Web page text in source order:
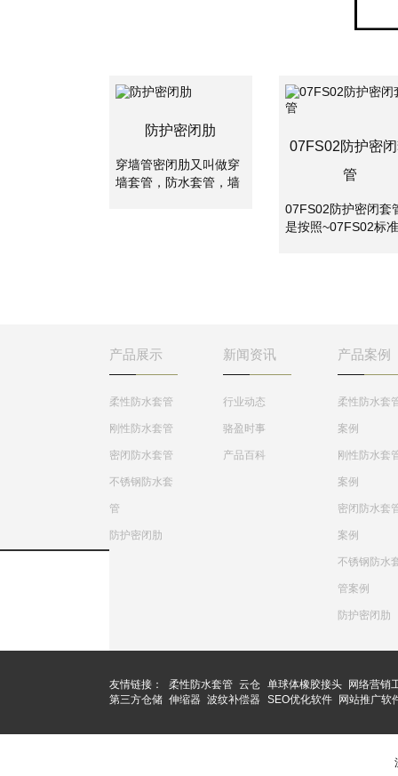
防护密闭肋
穿墙管密闭肋又叫做穿
墙套管，防水套管，墙
07FS02防护密
管
07FS02防护密闭套
是按照~07FS02标
产品展示
柔性防水套管
刚性防水套管
密闭防水套管
不锈钢防水套
管
防护密闭肋
新闻资讯
行业动态
骆盈时事
产品百科
产品案例
柔性防水套
案例
刚性防水套
案例
密闭防水套
案例
不锈钢防水
管案例
防护密闭肋
友情链接： 柔性防水套管 云仓 单球体橡胶接头
网络营销
第三方仓储 伸缩器 波纹补偿器 SEO优化软件 网站推广软